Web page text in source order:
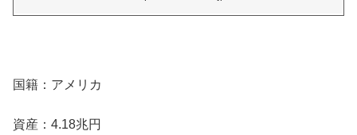
国籍：アメリカ
資産：4.18兆円